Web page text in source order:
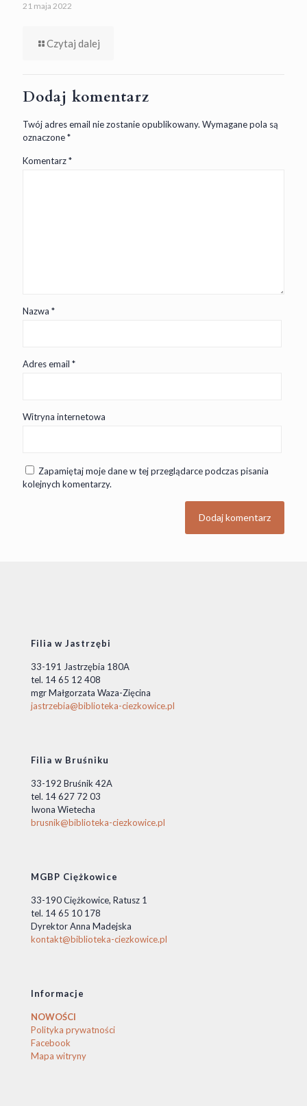
21 maja 2022
Czytaj dalej
Dodaj komentarz
Twój adres email nie zostanie opublikowany. Wymagane pola są
oznaczone*
Komentarz*
Nazwa *
Adres email *
Witryna internetowa
Zapamiętaj moje dane w tej przeglądarce podczas pisania
kolejnych komentarzy.
Filia w Jastrzębi
33-191 Jastrzębia 180A
tel. 14 65 12 408
mgr Małgorzata Waza-Zięcina
jastrzebia@biblioteka-ciezkowice.pl
Filia w Bruśniku
33-192 Bruśnik 42A
tel. 14 627 72 03
Iwona Wietecha
brusnik@biblioteka-ciezkowice.pl
MGBP Ciężkowice
33-190 Ciężkowice, Ratusz 1
tel. 14 65 10 178
Dyrektor Anna Madejska
kontakt@biblioteka-ciezkowice.pl
Informacje
NOWOŚCI
Polityka prywatności
Facebook
Mapa witryny